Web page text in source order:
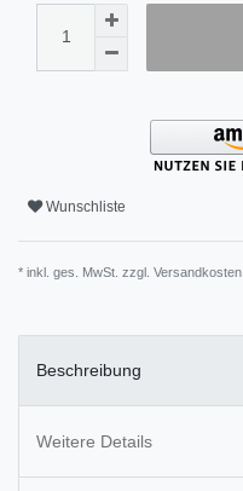
Wunschliste
* inkl. ges. MwSt. zzgl. Versandkosten
Beschreibung
Weitere Details